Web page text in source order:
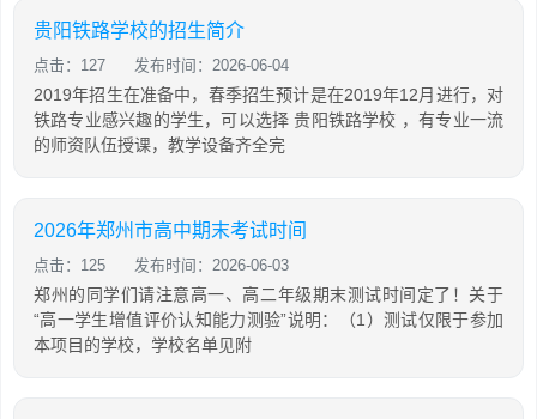
贵阳铁路学校的招生简介
点击：127 发布时间：2026-06-04
2019年招生在准备中，春季招生预计是在2019年12月进行，对
铁路专业感兴趣的学生，可以选择 贵阳铁路学校 ，有专业一流
的师资队伍授课，教学设备齐全完
2026年郑州市高中期末考试时间
点击：125 发布时间：2026-06-03
郑州的同学们请注意高一、高二年级期末测试时间定了！关于
“高一学生增值评价认知能力测验”说明：（1）测试仅限于参加
本项目的学校，学校名单见附